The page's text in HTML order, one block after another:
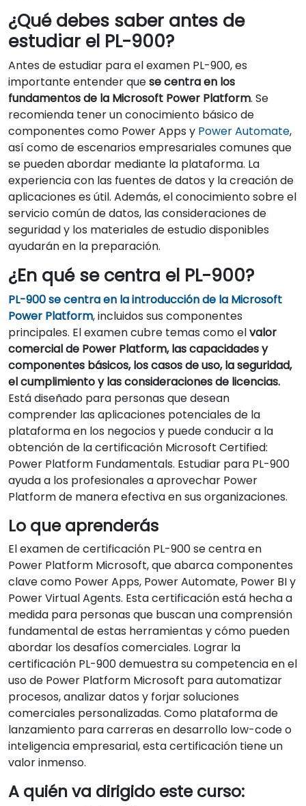
¿Qué debes saber antes de
estudiar el PL-900?
Antes de estudiar para el examen PL-900, es
importante entender quese centra en los
fundamentos de la Microsoft Power Platform. Se
recomienda tener un conocimiento básico de
componentes como Power Apps y Power Automate,
así como de escenarios empresariales comunes que
se pueden abordar mediante la plataforma. La
experiencia con las fuentes de datos y la creación de
aplicaciones es útil. Además, el conocimiento sobre el
servicio común de datos, las consideraciones de
seguridad y los materiales de estudio disponibles
ayudarán en la preparación.
¿En qué se centra el PL-900?
PL-900 se centra en la introducción de la Microsoft
Power Platform, incluidos sus componentes
principales. El examen cubre temas como elvalor
comercial de Power Platform, las capacidades y
componentes básicos, los casos de uso, la seguridad,
el cumplimiento y las consideraciones de licencias.
Está diseñado para personas que desean
comprender las aplicaciones potenciales de la
plataforma en los negocios y puede conducir a la
obtención de la certificación Microsoft Certified:
Power Platform Fundamentals. Estudiar para PL-900
ayuda a los profesionales a aprovechar Power
Platform de manera efectiva en sus organizaciones.
Lo que aprenderás
El examen de certificación PL-900 se centra en
Power Platform Microsoft, que abarca componentes
clave como Power Apps, Power Automate, Power BI y
Power Virtual Agents. Esta certificación está hecha a
medida para personas que buscan una comprensión
fundamental de estas herramientas y cómo pueden
abordar los desafíos comerciales. Lograr la
certificación PL-900 demuestra su competencia en el
uso de Power Platform Microsoft para automatizar
procesos, analizar datos y forjar soluciones
comerciales personalizadas. Como plataforma de
lanzamiento para carreras en desarrollo low-code o
inteligencia empresarial, esta certificación tiene un
valor inmenso.
A quién va dirigido este curso: